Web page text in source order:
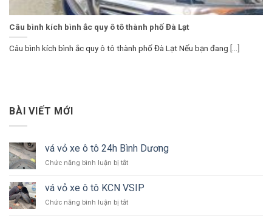
Câu bình kích bình ắc quy ô tô thành phố Đà Lạt
Câu bình kích bình ắc quy ô tô thành phố Đà Lạt Nếu bạn đang [...]
BÀI VIẾT MỚI
vá vỏ xe ô tô 24h Bình Dương
Chức năng bình luận bị tắtở
vỏ
xe
ô
vá vỏ xe ô tô KCN VSIP
Chức năng bình luận bị tắtở